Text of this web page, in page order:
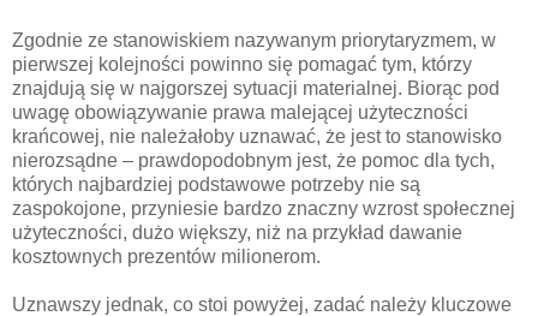
Zgodnie ze stanowiskiem nazywanym priorytaryzmem, w
pierwszej kolejności powinno się pomagać tym, którzy
znajdują się w najgorszej sytuacji materialnej. Biorąc pod
uwagę obowiązywanie prawa malejącej użyteczności
krańcowej, nie należałoby uznawać, że jest to stanowisko
nierozsądne – prawdopodobnym jest, że pomoc dla tych,
których najbardziej podstawowe potrzeby nie są
zaspokojone, przyniesie bardzo znaczny wzrost społecznej
użyteczności, dużo większy, niż na przykład dawanie
kosztownych prezentów milionerom.
Uznawszy jednak, co stoi powyżej, zadać należy kluczowe